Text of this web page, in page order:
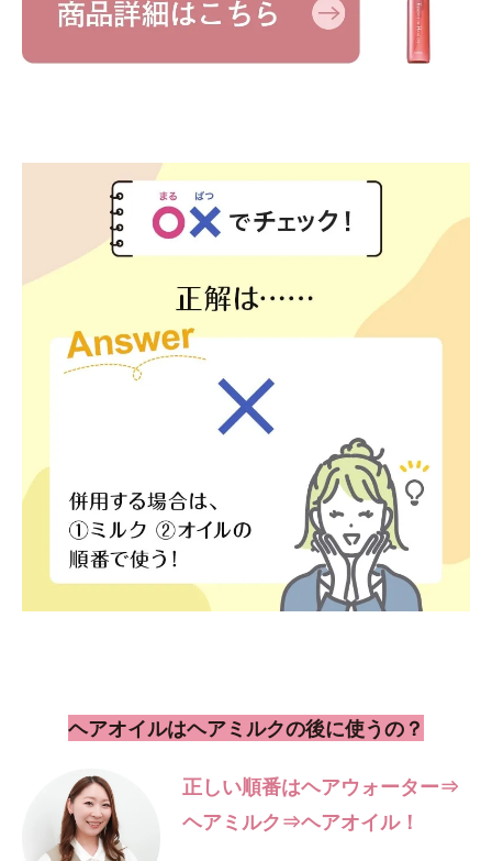
ヘアオイルはヘアミルクの後に使うの？
正しい順番はヘアウォーター⇒
ヘアミルク⇒ヘアオイル！